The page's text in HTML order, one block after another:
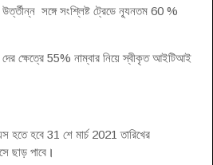
সঙ্গে সংশ্লিষ্ট ট্রেডে ন্যূনতম 60 %
ক্ষেত্রে 55% নাম্বার নিয়ে স্বীকৃত আইটিআই
হবে 31 শে মার্চ 2021 তারিখের
ছাড় পাবে ।